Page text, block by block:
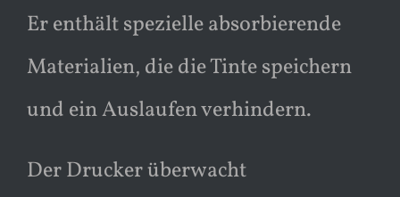
Er enthält spezielle absorbierende
Materialien, die die Tinte speichern
und ein Auslaufen verhindern.
Der Drucker überwacht